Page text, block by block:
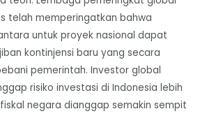
telah memperingatkan bahwa
untuk proyek nasional dapat
kontinjensi baru yang secara
pemerintah. Investor global
risiko investasi di Indonesia lebih
negara dianggap semakin sempit